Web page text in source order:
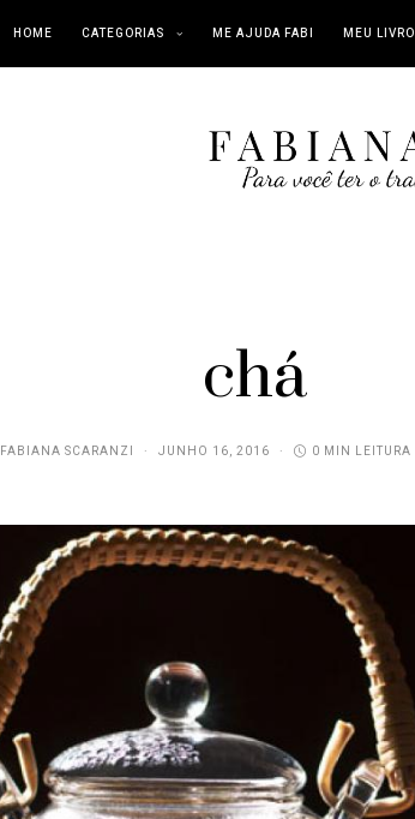
HOME CATEGORIAS ME AJUDA FABI MEU LIVRO
chá
FABIANA SCARANZI JUNHO 16, 2016 0 MIN LEITURA